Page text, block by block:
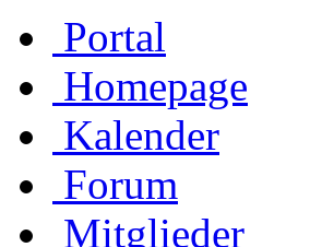
Portal
Homepage
Kalender
Forum
Mitglieder